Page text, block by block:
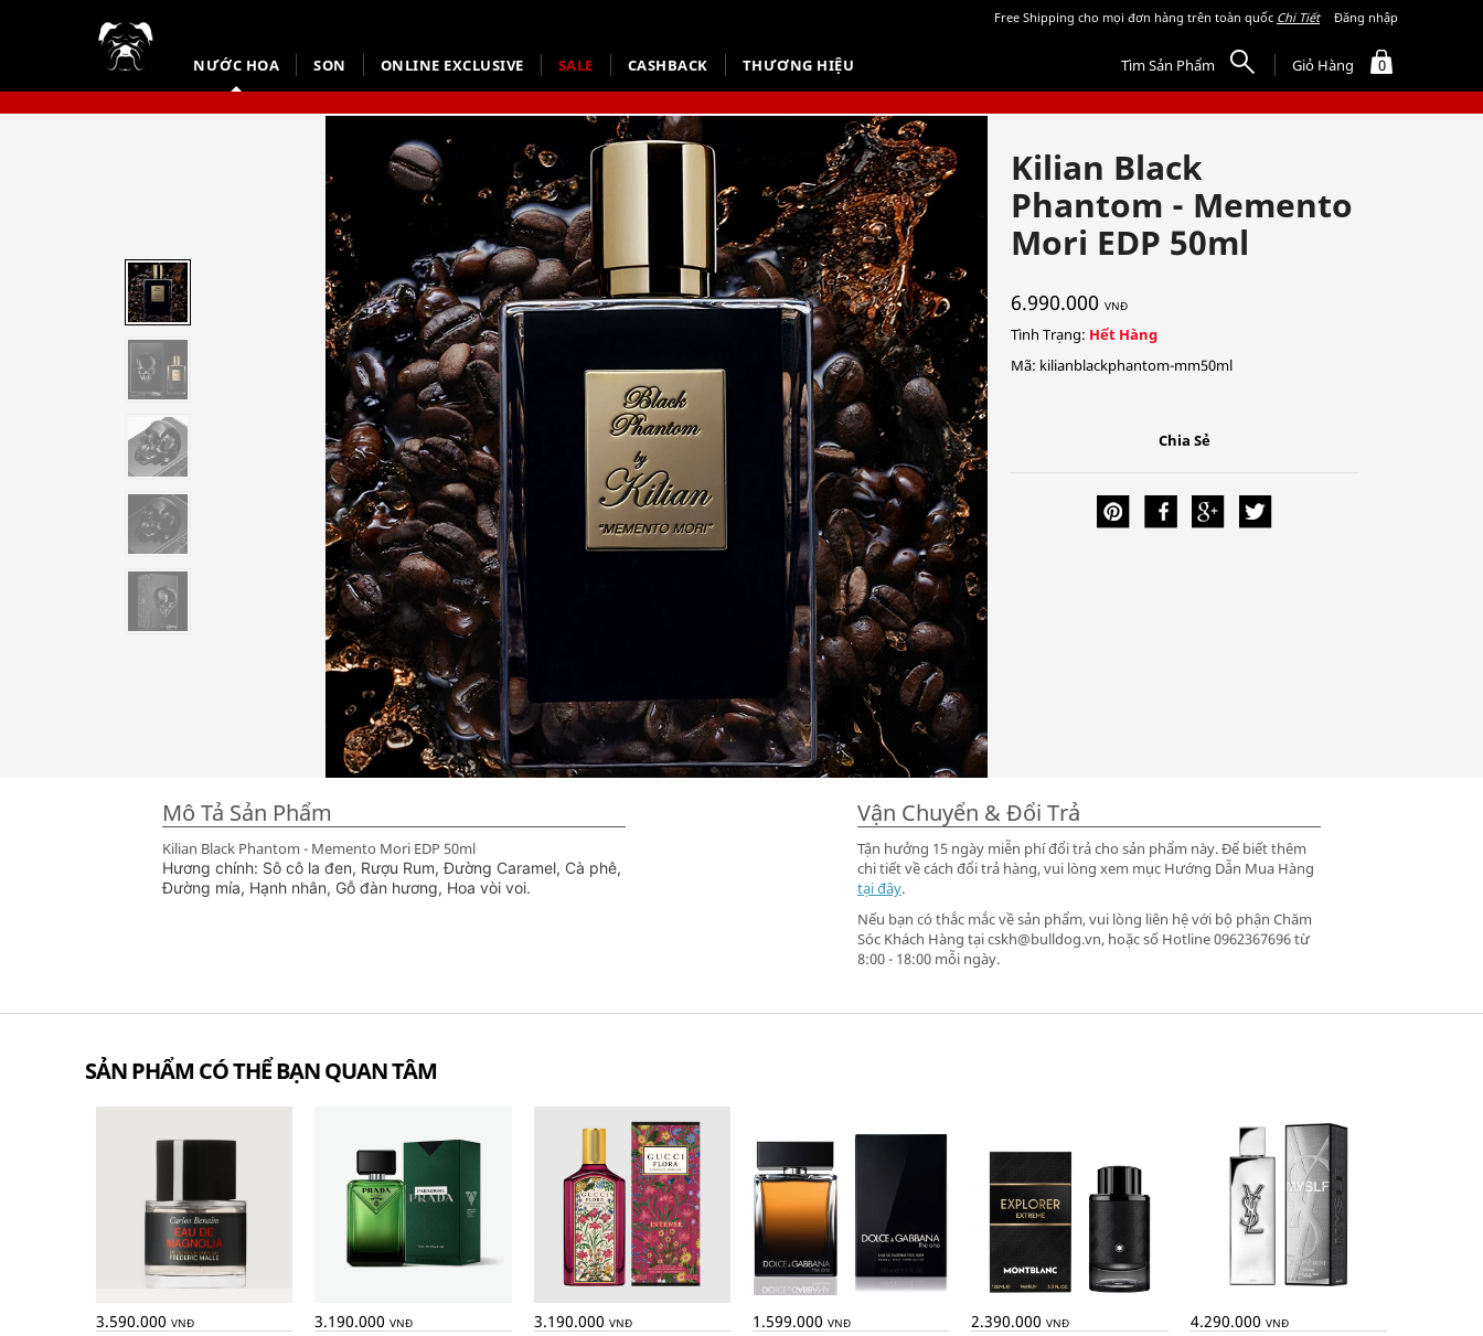
NƯỚC HOA SON ONLINE EXCLUSIVE SALE CASHBACK THƯƠNG HIỆU Tìm Sản Phẩm Giỏ Hàng 0
Free Shipping cho mọi đơn hàng trên toàn quốc Chi Tiết Đăng nhập
Kilian Black
Phantom - Memento
Mori EDP 50ml
6.990.000 VNĐ
Tình Trạng: Hết Hàng
Mã: kilianblackphantom-mm50ml
Chia Sẻ
Mô Tả Sản Phẩm
Kilian Black Phantom - Memento Mori EDP 50ml
Hương chính: Sô cô la đen, Rượu Rum, Đường Caramel, Cà phê,
Đường mía, Hạnh nhân, Gỗ đàn hương, Hoa vòi voi.
Vận Chuyển & Đổi Trả
Tận hưởng 15 ngày miễn phí đổi trả cho sản phẩm này. Để biết thêm
chi tiết về cách đổi trả hàng, vui lòng xem mục Hướng Dẫn Mua Hàng
tại đây.
Nếu bạn có thắc mắc về sản phẩm, vui lòng liên hệ với bộ phận Chăm
Sóc Khách Hàng tại cskh@bulldog.vn, hoặc số Hotline 0962367696 từ
8:00 - 18:00 mỗi ngày.
SẢN PHẨM CÓ THỂ BẠN QUAN TÂM
3.590.000 VNĐ 3.190.000VNĐ 3.190.000 VNĐ 1.599.000 VNĐ 2.390.000VNĐ 4.290.000 VNĐ